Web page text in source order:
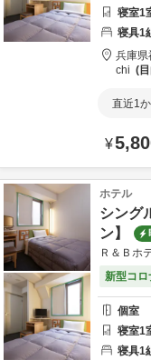
寝室1
寝具1
兵庫県
chi
直近1
¥
ホテル
シング
ン】
Ｒ＆Ｂホ
新型コロ
個室
寝室1
寝具1